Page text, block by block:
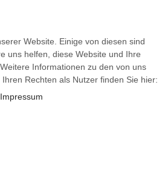
Daten­schutz­erklärung
Website. Einige von diesen sind
uns helfen, diese Website und Ihre
Informationen zu den von uns
Rechten als Nutzer finden Sie hier:
Impressum